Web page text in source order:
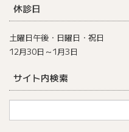
休診日
土曜日午後・日曜日・祝日
12月30日～1月3日
サイト内検索